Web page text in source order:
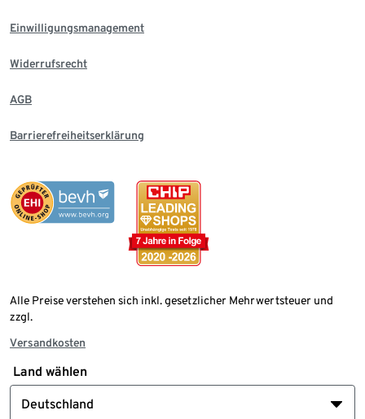
Einwilligungsmanagement
Widerrufsrecht
AGB
Barrierefreiheitserklärung
Alle Preise verstehen sich inkl. gesetzlicher Mehrwertsteuer und
zzgl.
Versandkosten
Land wählen
Deutschland